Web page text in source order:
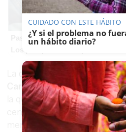
Pasaportes que abren puertas
La delegada municipal de
Carmen Collado , ha remitido
la que considera
centros de salud por la tarde
menos después de Reyes.
CUIDADO CON ESTE HÁBITO
¿Y si el problema no
un hábito diario?